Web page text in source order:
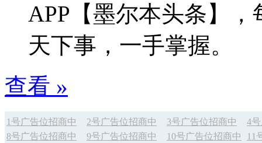
APP【墨尔本头条】
天下事，一手掌握。
查看 »
1号广告位招商中 2号广告位招商中 3号广告位招商中
4
8号广告位招商中
9号广告位招商中 10号广告位招商中
11